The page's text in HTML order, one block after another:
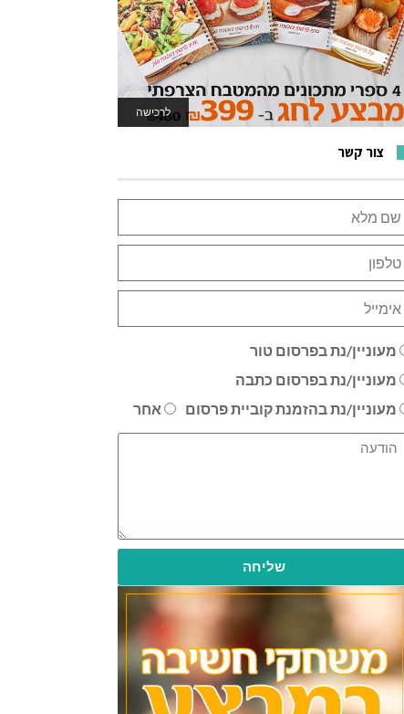
לרכישה
לאתר המשחקים
צור קשר
מעוניין/נת בפרסום טור
מעוניין/נת בפרסום כתבה
מעוניין/נת בהזמנת קוביית פרסום
אחר
שליחה